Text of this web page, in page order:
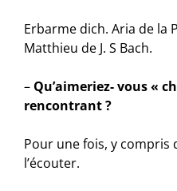
Erbarme dich. Aria de la
Matthieu de J. S Bach.
– Qu’aimeriez- vous «
rencontrant ?
Pour une fois, y compris
l’écouter.